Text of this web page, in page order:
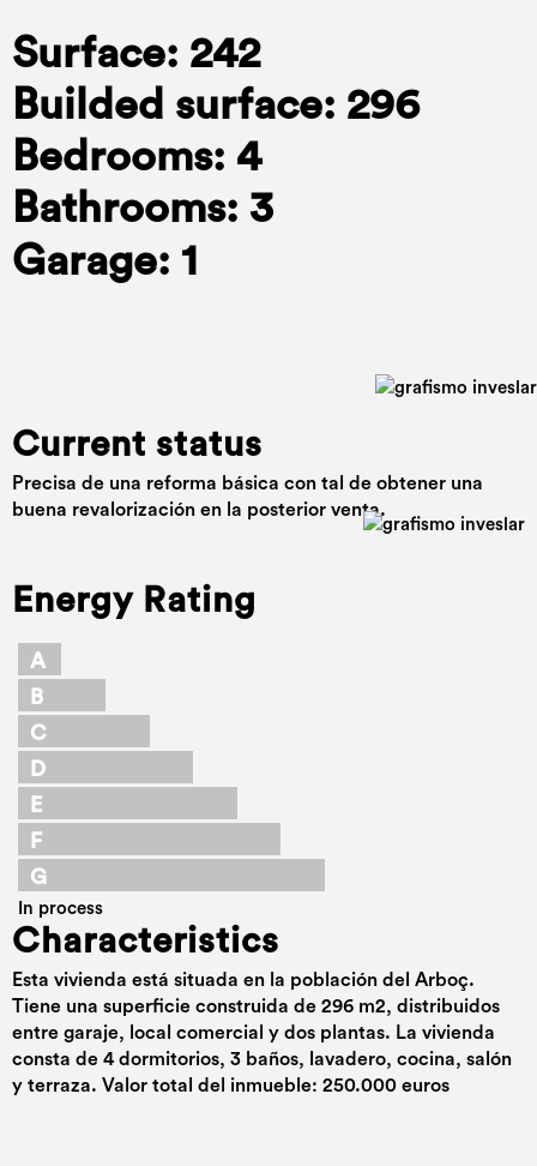
Surface: 242
Builded surface: 296
Bedrooms: 4
Bathrooms: 3
Garage: 1
Current status
Precisa de una reforma básica con tal de obtener una
buena revalorización en la posterior venta.
Energy Rating
A
B
C
D
E
F
G
In process
Characteristics
Esta vivienda está situada en la población del Arboç.
Tiene una superficie construida de 296 m2, distribuidos
entre garaje, local comercial y dos plantas. La vivienda
consta de 4 dormitorios, 3 baños, lavadero, cocina, salón
y terraza. Valor total del inmueble: 250.000 euros